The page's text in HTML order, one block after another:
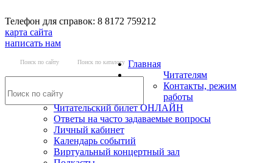
Телефон для справок: 8 8172 759212
карта сайта
написать нам
Поиск по сайту Поиск по каталогу Главная
Читателям
Контакты, режим
работы
Читательский билет ОНЛАЙН
Ответы на часто задаваемые вопросы
Личный кабинет
Календарь событий
Виртуальный концертный зал